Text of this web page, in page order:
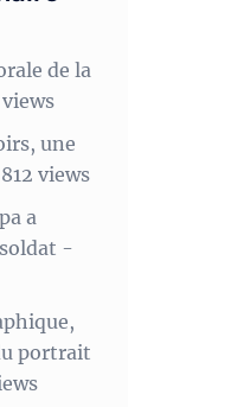
de la
une
views
a
-
portrait